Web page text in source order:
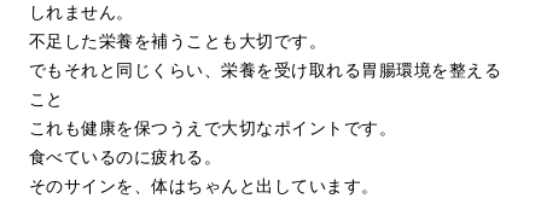
しれません。
不足した栄養を補うことも大切です。
でもそれと同じくらい、栄養を受け取れる胃腸環境を整える
こと
これも健康を保つうえで大切なポイントです。
食べているのに疲れる。
そのサインを、体はちゃんと出しています。